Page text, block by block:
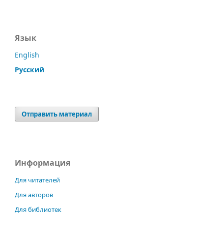
Язык
English
Русский
Отправить материал
Информация
Для читателей
Для авторов
Для библиотек